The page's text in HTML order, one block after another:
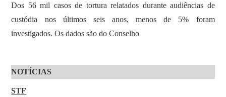
Dos 56 mil casos de tortura relatados durante audiências de
custódia nos últimos seis anos, menos de 5% foram
investigados. Os dados são do Conselho
NOTÍCIAS
STF